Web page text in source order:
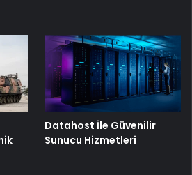
Datahost İle Güvenilir
Sunucu Hizmetleri